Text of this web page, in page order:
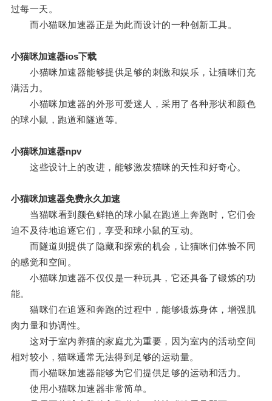
过每一天。
而小猫咪加速器正是为此而设计的一种创新工具。
小猫咪加速器ios下载
小猫咪加速器能够提供足够的刺激和娱乐，让猫咪们充
满活力。
小猫咪加速器的外形可爱迷人，采用了各种形状和颜色
的球小鼠，跑道和隧道等。
小猫咪加速器npv
这些设计上的改进，能够激发猫咪的天性和好奇心。
小猫咪加速器免费永久加速
当猫咪看到颜色鲜艳的球小鼠在跑道上奔跑时，它们会
迫不及待地追逐它们，享受和球小鼠的互动。
而隧道则提供了隐藏和探索的机会，让猫咪们体验不同
的感觉和空间。
小猫咪加速器不仅仅是一种玩具，它还具备了锻炼的功
能。
猫咪们在追逐和奔跑的过程中，能够锻炼身体，增强肌
肉力量和协调性。
这对于室内养猫的家庭尤为重要，因为室内的活动空间
相对较小，猫咪通常无法得到足够的运动量。
而小猫咪加速器能够为它们提供足够的运动和活力。
使用小猫咪加速器非常简单。